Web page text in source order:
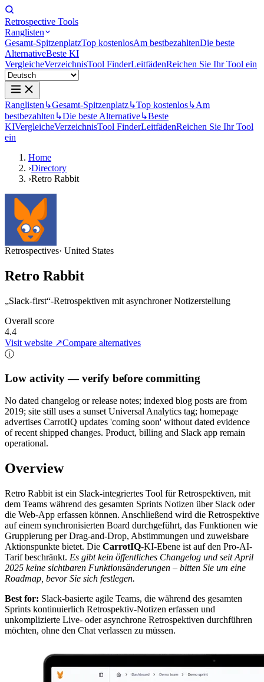
Retrospective Tools
Ranglisten
Gesamt-SpitzenplatzTop kostenlosAm bestbezahltenDie beste
AlternativeBeste KI
VergleicheVerzeichnisTool FinderLeitfädenReichen Sie Ihr Tool ein
Ranglisten ↳Gesamt-Spitzenplatz↳Top kostenlos↳Am
bestbezahlten ↳Die beste Alternative↳Beste
KIVergleicheVerzeichnisTool FinderLeitfädenReichen Sie Ihr Tool
ein
Home
›Directory
›Retro Rabbit
Retrospectives· United States
Retro Rabbit
„Slack-first“-Retrospektiven mit asynchroner Notizerstellung
Overall score
4.4
Visit website ↗Compare alternatives
ⓘ
Low activity — verify before committing
No dated changelog or release notes; indexed blog posts are from
2019; site still uses a sunset Universal Analytics tag; homepage
advertises CarrotIQ updates 'coming soon' without dated evidence
of recent shipped changes. Product, billing and Slack app remain
operational.
Overview
Retro Rabbit ist ein Slack-integriertes Tool für Retrospektiven, mit
dem Teams während des gesamten Sprints Notizen über Slack oder
die Web-App erfassen können. Anschließend wird die Retrospektive
auf einem synchronisierten Board durchgeführt, das Funktionen wie
Gruppierung per Drag-and-Drop, Abstimmungen und zuweisbare
Aktionspunkte bietet. Die CarrotIQ-KI-Ebene ist auf den Pro-AI-
Tarif beschränkt. Es gibt kein öffentliches Changelog und seit April
2025 keine sichtbaren Funktionsänderungen – bitten Sie um eine
Roadmap, bevor Sie sich festlegen.
Best for: Slack-basierte agile Teams, die während des gesamten
Sprints kontinuierlich Retrospektiv-Notizen erfassen und
unkomplizierte Live- oder asynchrone Retrospektiven durchführen
möchten, ohne den Chat verlassen zu müssen.